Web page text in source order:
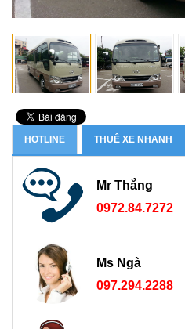
HOTLINE THUÊ XE NHANH
Mr Thắng
0972.84.7272
Ms Ngà
097.294.2288